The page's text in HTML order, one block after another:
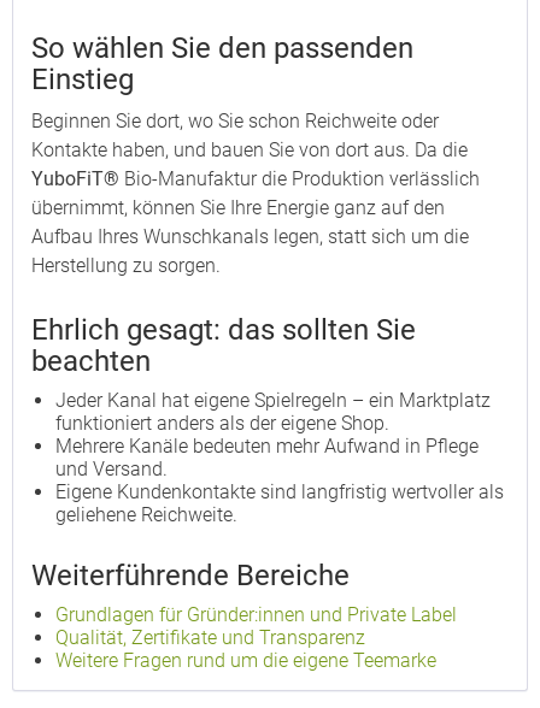
So wählen Sie den passenden
Einstieg
Beginnen Sie dort, wo Sie schon Reichweite oder
Kontakte haben, und bauen Sie von dort aus. Da die
YuboFiT® Bio-Manufaktur die Produktion verlässlich
übernimmt, können Sie Ihre Energie ganz auf den
Aufbau Ihres Wunschkanals legen, statt sich um die
Herstellung zu sorgen.
Ehrlich gesagt: das sollten Sie
beachten
Jeder Kanal hat eigene Spielregeln – ein Marktplatz
funktioniert anders als der eigene Shop.
Mehrere Kanäle bedeuten mehr Aufwand in Pflege
und Versand.
Eigene Kundenkontakte sind langfristig wertvoller als
geliehene Reichweite.
Weiterführende Bereiche
Grundlagen für Gründer:innen und Private Label
Qualität, Zertifikate und Transparenz
Weitere Fragen rund um die eigene Teemarke